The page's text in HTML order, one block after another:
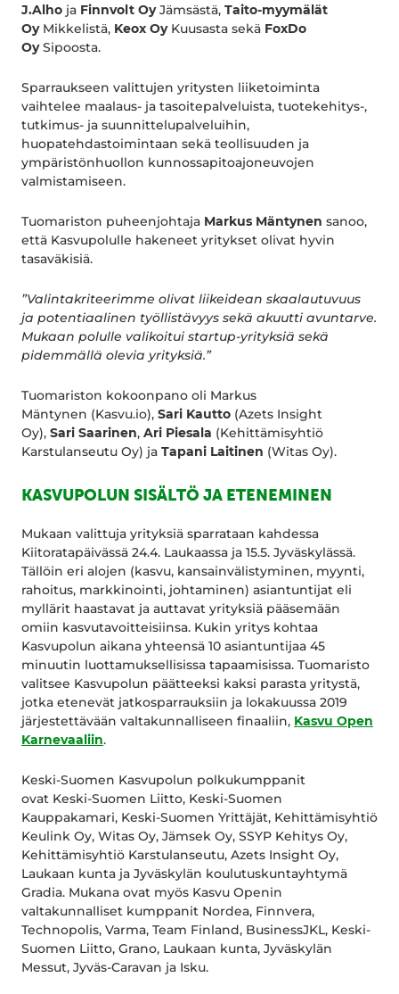
J.Alho ja Finnvolt OyJämsästä, Taito-myymälät
OyMikkelistä, Keox OyKuusasta sekä FoxDo
OySipoosta.
Sparraukseen valittujen yritysten liiketoiminta
vaihtelee maalaus- ja tasoitepalveluista, tuotekehitys-,
tutkimus- ja suunnittelupalveluihin,
huopatehdastoimintaan sekä teollisuuden ja
ympäristönhuollon kunnossapitoajoneuvojen
valmistamiseen.
Tuomariston puheenjohtaja Markus Mäntynen sanoo,
että Kasvupolulle hakeneet yritykset olivat hyvin
tasaväkisiä.
”Valintakriteerimme olivat liikeidean skaalautuvuus
ja potentiaalinen työllistävyys sekä akuutti avuntarve.
Mukaan polulle valikoitui startup-yrityksiä sekä
pidemmällä olevia yrityksiä.”
Tuomariston kokoonpano oli Markus
Mäntynen (Kasvu.io), Sari Kautto (Azets Insight
Oy), Sari Saarinen, Ari Piesala (Kehittämisyhtiö
Karstulanseutu Oy) ja Tapani Laitinen (Witas Oy).
KASVUPOLUN SISÄLTÖ JA ETENEMINEN
Mukaan valittuja yrityksiä sparrataan kahdessa
Kiitoratapäivässä 24.4. Laukaassa ja 15.5. Jyväskylässä.
Tällöin eri alojen (kasvu, kansainvälistyminen, myynti,
rahoitus, markkinointi, johtaminen) asiantuntijat eli
myllärit haastavat ja auttavat yrityksiä pääsemään
omiin kasvutavoitteisiinsa. Kukin yritys kohtaa
Kasvupolun aikana yhteensä 10 asiantuntijaa 45
minuutin luottamuksellisissa tapaamisissa. Tuomaristo
valitsee Kasvupolun päätteeksi kaksi parasta yritystä,
jotka etenevät jatkosparrauksiin ja lokakuussa 2019
järjestettävään valtakunnalliseen finaaliin, Kasvu Open
Karnevaaliin.
Keski-Suomen Kasvupolun polkukumppanit
ovat Keski-Suomen Liitto, Keski-Suomen
Kauppakamari, Keski-Suomen Yrittäjät, Kehittämisyhtiö
Keulink Oy, Witas Oy, Jämsek Oy, SSYP Kehitys Oy,
Kehittämisyhtiö Karstulanseutu, Azets Insight Oy,
Laukaan kunta ja Jyväskylän koulutuskuntayhtymä
Gradia. Mukana ovat myös Kasvu Openin
valtakunnalliset kumppanit Nordea, Finnvera,
Technopolis, Varma, Team Finland, BusinessJKL, Keski-
Suomen Liitto, Grano, Laukaan kunta, Jyväskylän
Messut, Jyväs-Caravan ja Isku.